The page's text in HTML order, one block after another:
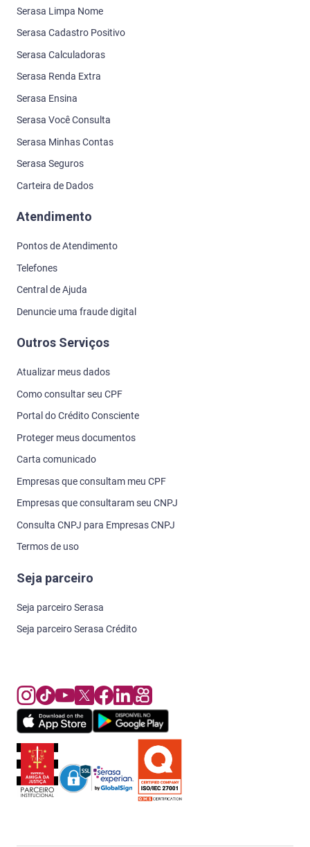
Serasa Limpa Nome
Serasa Cadastro Positivo
Serasa Calculadoras
Serasa Renda Extra
Serasa Ensina
Serasa Você Consulta
Serasa Minhas Contas
Serasa Seguros
Carteira de Dados
Atendimento
Pontos de Atendimento
Telefones
Central de Ajuda
Denuncie uma fraude digital
Outros Serviços
Atualizar meus dados
Como consultar seu CPF
Portal do Crédito Consciente
Proteger meus documentos
Carta comunicado
Empresas que consultam meu CPF
Empresas que consultaram seu CNPJ
Consulta CNPJ para Empresas CNPJ
Termos de uso
Seja parceiro
Seja parceiro Serasa
Seja parceiro Serasa Crédito